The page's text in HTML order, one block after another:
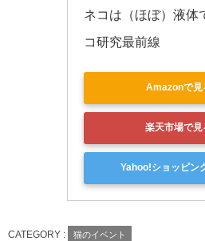
ネコは（ほぼ）液体
コ研究最前線
Amazonで見
楽天市場で見
Yahoo!ショッピン
CATEGORY : 猫のイベント